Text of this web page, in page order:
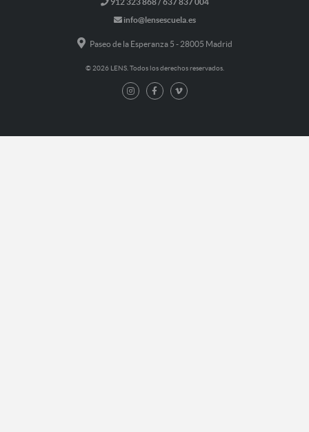
912 323 868 / 637 837 004
info@lensescuela.es
Paseo de la Esperanza 5 - 28005 Madrid
© 2026 LENS. Todos los derechos reservados.